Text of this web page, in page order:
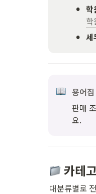
• 학
학
• 세
용어집
판매
요.
카테
대분류별로